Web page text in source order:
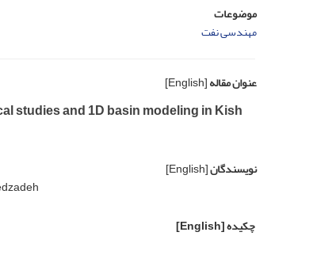
موضوعات
مهندسی نفت
عنوان مقاله[English]
studies and 1D basin modeling in Kish
نویسندگان[English]
چکیده[English]